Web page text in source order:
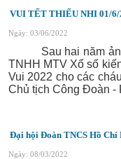
VUI TẾT THIẾU NHI 01/6/
Ngày: 03/06/2022
Sau hai năm ảnh
TNHH MTV Xổ số
Vui 2022 cho các
Chủ tịch Công Đoàn -
Đại hội Đoàn TNCS Hồ Chí
Ngày: 08/03/2022